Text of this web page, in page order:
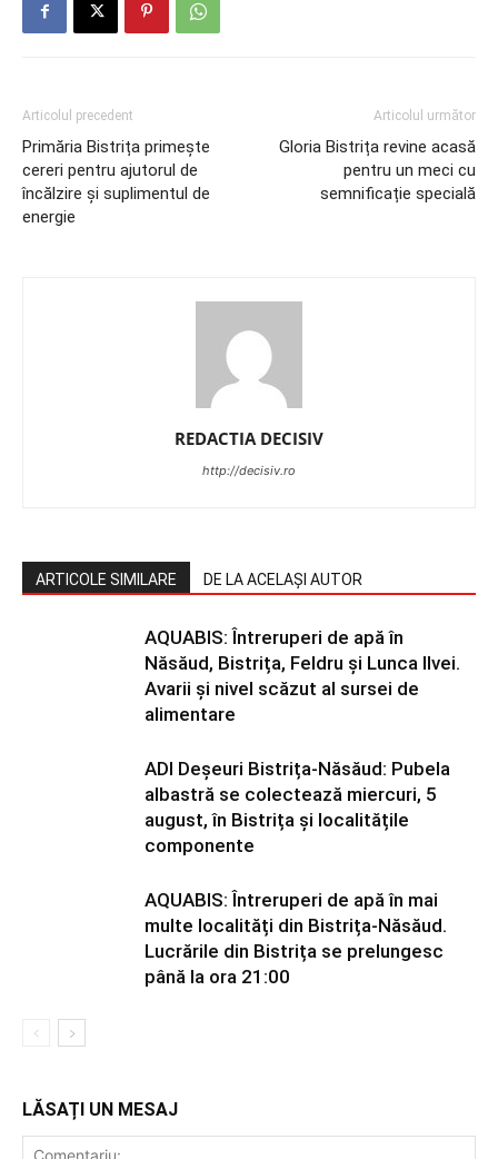
Articolul precedent
Primăria Bistrița primește
cereri pentru ajutorul de
încălzire și suplimentul de
energie
Articolul următor
Gloria Bistrița revine acasă
pentru un meci cu
semnificație specială
REDACTIA DECISIV
http://decisiv.ro
ARTICOLE SIMILARE DE LA ACELAȘI AUTOR
AQUABIS: Întreruperi de apă în
Năsăud, Bistrița, Feldru și Lunca Ilvei.
Avarii și nivel scăzut al sursei de
alimentare
ADI Deșeuri Bistrița-Năsăud: Pubela
albastră se colectează miercuri, 5
august, în Bistrița și localitățile
componente
AQUABIS: Întreruperi de apă în mai
multe localități din Bistrița-Năsăud.
Lucrările din Bistrița se prelungesc
până la ora 21:00
LĂSAȚI UN MESAJ